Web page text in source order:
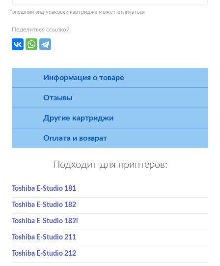
*внешний вид упаковки картриджа может отличаться
Поделиться ссылкой
Информация о товаре
Отзывы
Другие картриджи
Оплата и возврат
Подходит для принтеров:
Toshiba E-Studio 181
Toshiba E-Studio 182
Toshiba E-Studio 182i
Toshiba E-Studio 211
Toshiba E-Studio 212